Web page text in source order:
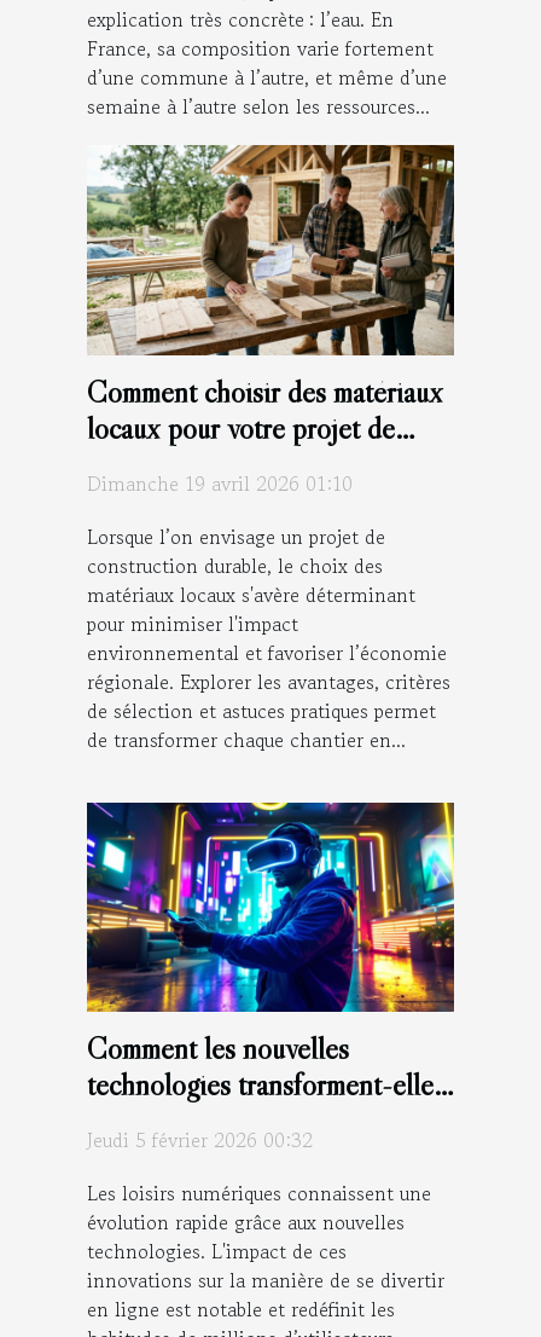
explication très concrète : l’eau. En
France, sa composition varie fortement
d’une commune à l’autre, et même d’une
semaine à l’autre selon les ressources...
Comment choisir des matériaux
locaux pour votre projet de
Dimanche 19 avril 2026 01:10
Lorsque l’on envisage un projet de
construction durable, le choix des
matériaux locaux s'avère déterminant
pour minimiser l'impact
environnemental et favoriser l’économie
régionale. Explorer les avantages, critères
de sélection et astuces pratiques permet
de transformer chaque chantier en...
Comment les nouvelles
technologies transforment-elles
Jeudi 5 février 2026 00:32
Les loisirs numériques connaissent une
évolution rapide grâce aux nouvelles
technologies. L'impact de ces
innovations sur la manière de se divertir
en ligne est notable et redéfinit les